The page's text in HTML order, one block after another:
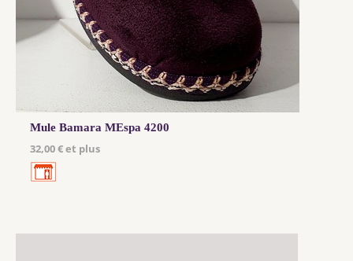
Mule Bamara MEspa 4200
32,00 € et plus